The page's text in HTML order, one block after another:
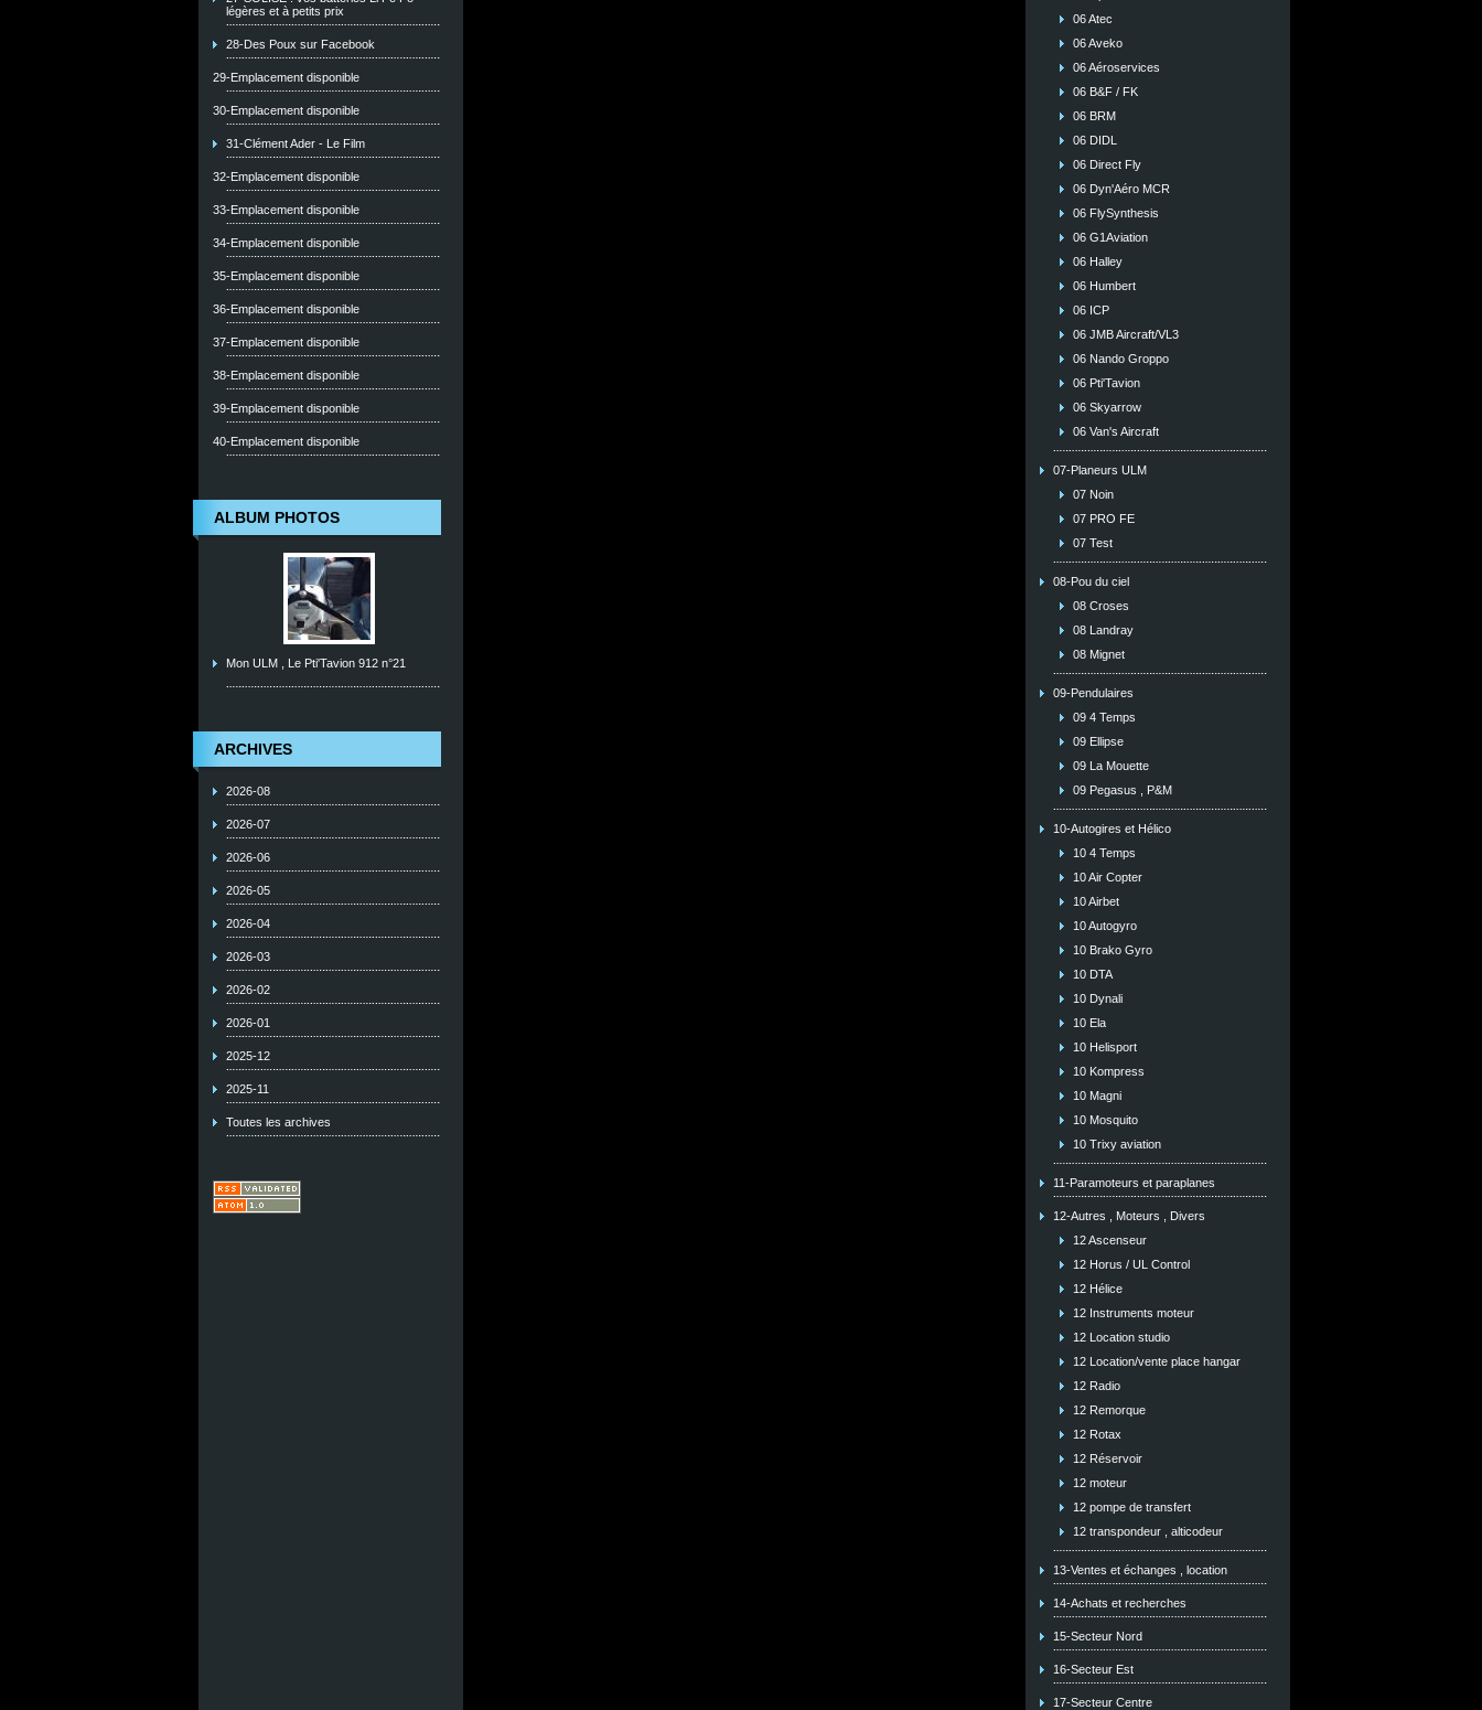
légères et à petits prix
28-Des Poux sur Facebook
29-Emplacement disponible
30-Emplacement disponible
31-Clément Ader - Le Film
32-Emplacement disponible
33-Emplacement disponible
34-Emplacement disponible
35-Emplacement disponible
36-Emplacement disponible
37-Emplacement disponible
38-Emplacement disponible
39-Emplacement disponible
40-Emplacement disponible
ALBUM PHOTOS
Mon ULM , Le Pti'Tavion 912 n°21
ARCHIVES
2026-08
2026-07
2026-06
2026-05
2026-04
2026-03
2026-02
2026-01
2025-12
2025-11
Toutes les archives
06 Atec
06 Aveko
06 Aéroservices
06 B&F / FK
06 BRM
06 DIDL
06 Direct Fly
06 Dyn'Aéro MCR
06 FlySynthesis
06 G1Aviation
06 Halley
06 Humbert
06 ICP
06 JMB Aircraft/VL3
06 Nando Groppo
06 Pti'Tavion
06 Skyarrow
06 Van's Aircraft
07-Planeurs ULM
07 Noin
07 PRO FE
07 Test
08-Pou du ciel
08 Croses
08 Landray
08 Mignet
09-Pendulaires
09 4 Temps
09 Ellipse
09 La Mouette
09 Pegasus , P&M
10-Autogires et Hélico
10 4 Temps
10 Air Copter
10 Airbet
10 Autogyro
10 Brako Gyro
10 DTA
10 Dynali
10 Ela
10 Helisport
10 Kompress
10 Magni
10 Mosquito
10 Trixy aviation
11-Paramoteurs et paraplanes
12-Autres , Moteurs , Divers
12 Ascenseur
12 Horus / UL Control
12 Hélice
12 Instruments moteur
12 Location studio
12 Location/vente place hangar
12 Radio
12 Remorque
12 Rotax
12 Réservoir
12 moteur
12 pompe de transfert
12 transpondeur , alticodeur
13-Ventes et échanges , location
14-Achats et recherches
15-Secteur Nord
16-Secteur Est
17-Secteur Centre